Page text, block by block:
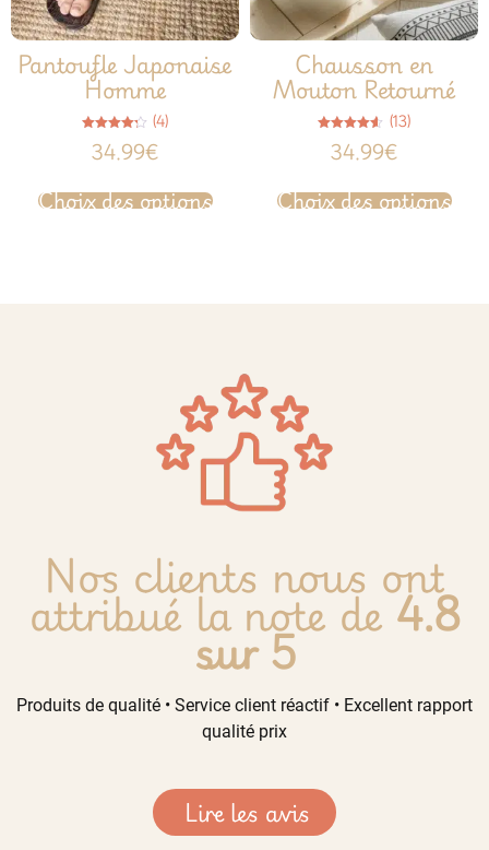
Pantoufle Japonaise
Homme
4.25
sur 5
(4)
34.99€
Choix des options
Chausson en
Mouton Retourné
4.54
sur 5
(13)
34.99€
Choix des options
Nos clients nous ont
attribué la note de4.8
sur 5
Produits de qualité • Service client réactif • Excellent rapport
qualité prix
Lire les avis